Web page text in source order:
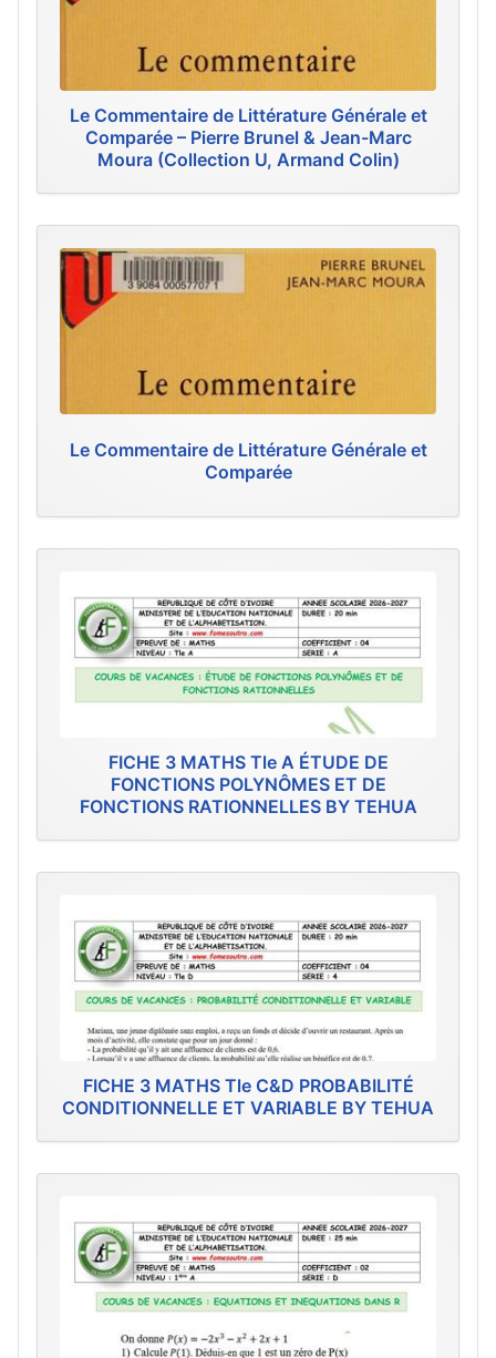
Le Commentaire de Littérature Générale et
Comparée – Pierre Brunel & Jean-Marc
Moura (Collection U, Armand Colin)
Le Commentaire de Littérature Générale et
Comparée
FICHE 3 MATHS Tle A ÉTUDE DE
FONCTIONS POLYNÔMES ET DE
FONCTIONS RATIONNELLES BY TEHUA
FICHE 3 MATHS Tle C&D PROBABILITÉ
CONDITIONNELLE ET VARIABLE BY TEHUA